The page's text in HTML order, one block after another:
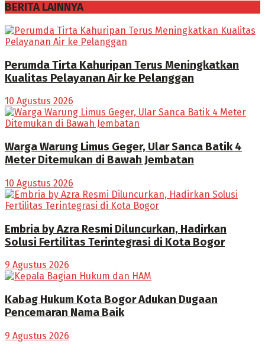
BERITA LAINNYA
Perumda Tirta Kahuripan Terus Meningkatkan
Kualitas Pelayanan Air ke Pelanggan
10 Agustus 2026
Warga Warung Limus Geger, Ular Sanca Batik 4
Meter Ditemukan di Bawah Jembatan
10 Agustus 2026
Embria by Azra Resmi Diluncurkan, Hadirkan
Solusi Fertilitas Terintegrasi di Kota Bogor
9 Agustus 2026
Kabag Hukum Kota Bogor Adukan Dugaan
Pencemaran Nama Baik
9 Agustus 2026